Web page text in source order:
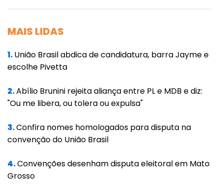
MAIS LIDAS
1.União Brasil abdica de candidatura, barra Jayme e
escolhe Pivetta
2.Abílio Brunini rejeita aliança entre PL e MDB e diz:
"Ou me libera, ou tolera ou expulsa"
3.Confira nomes homologados para disputa na
convenção do União Brasil
4.Convenções desenham disputa eleitoral em Mato
Grosso